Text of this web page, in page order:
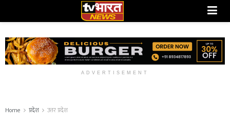
ADVERTISEMENT
Home प्रदेश उत्तर प्रदेश